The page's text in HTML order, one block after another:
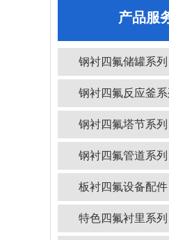
产品服
钢衬四氟储罐系列
钢衬四氟反应釜系
钢衬四氟塔节系列
钢衬四氟管道系列
板衬四氟设备配件
特色四氟衬里系列